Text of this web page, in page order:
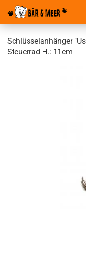
Schlüsselanhänger
Steuerrad H.: 11cm